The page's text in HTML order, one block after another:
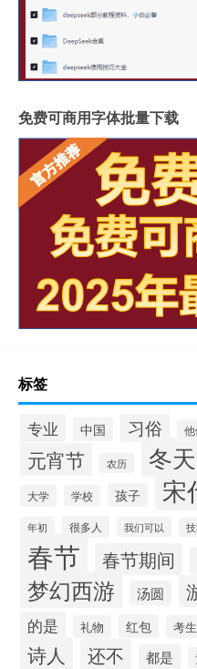
免费可商用字体批量下载
标签
专业 中国 习俗
元宵节 农历 冬天
大学 学校 孩子 宋
年初 很多人 我们可以
春节 春节期间
梦幻西游 汤圆
的是 礼物 红包 考生
诗人 还不 都是